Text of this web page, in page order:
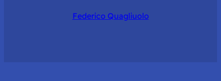
Federico Quagliuolo